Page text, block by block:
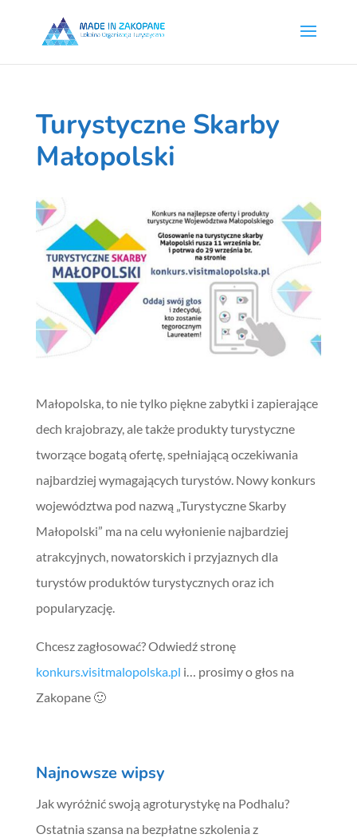
Turystyczne Skarby
Małopolski
Małopolska, to nie tylko piękne zabytki i zapierające
dech krajobrazy, ale także produkty turystyczne
tworzące bogatą ofertę, spełniającą oczekiwania
najbardziej wymagających turystów. Nowy konkurs
województwa pod nazwą „Turystyczne Skarby
Małopolski” ma na celu wyłonienie najbardziej
atrakcyjnych, nowatorskich i przyjaznych dla
turystów produktów turystycznych oraz ich
popularyzację.
Chcesz zagłosować? Odwiedź stronę
konkurs.visitmalopolska.pl i… prosimy o głos na
Zakopane 🙂
Najnowsze wipsy
Jak wyróżnić swoją agroturystykę na Podhalu?
Ostatnia szansa na bezpłatne szkolenia z